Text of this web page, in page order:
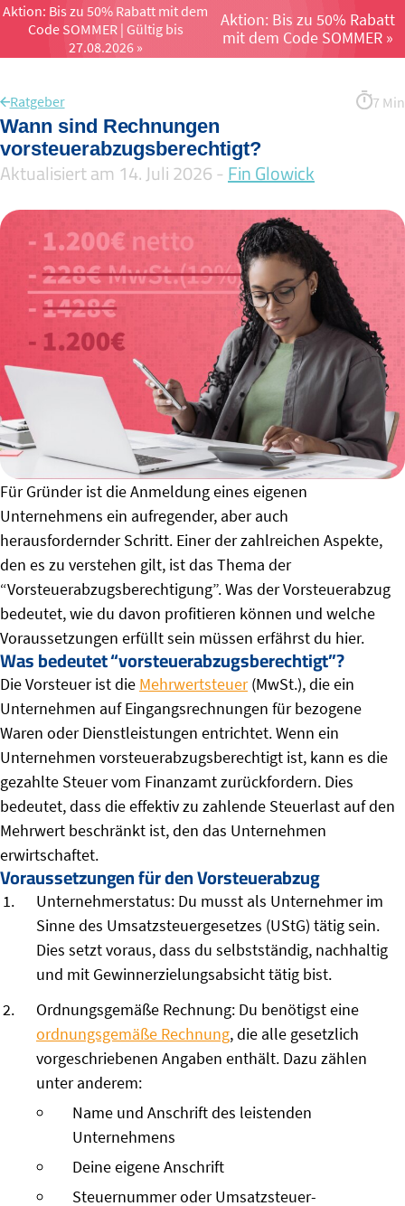
Aktion: Bis zu 50% Rabatt mit dem
Code SOMMER | Gültig bis
27.08.2026 »
Aktion: Bis zu 50% Rabatt
mit dem Code SOMMER »
Menü öffnen
Ratgeber 7 Min
Wann sind Rechnungen
vorsteuerabzugsberechtigt?
Aktualisiert am 14. Juli 2026 -Fin Glowick
Für Gründer ist die Anmeldung eines eigenen
Unternehmens ein aufregender, aber auch
herausfordernder Schritt. Einer der zahlreichen Aspekte,
den es zu verstehen gilt, ist das Thema der
“Vorsteuerabzugsberechtigung”. Was der Vorsteuerabzug
bedeutet, wie du davon profitieren können und welche
Voraussetzungen erfüllt sein müssen erfährst du hier.
Was bedeutet “vorsteuerabzugsberechtigt”?
Die Vorsteuer ist die Mehrwertsteuer(MwSt.), die ein
Unternehmen auf Eingangsrechnungen für bezogene
Waren oder Dienstleistungen entrichtet. Wenn ein
Unternehmen vorsteuerabzugsberechtigt ist, kann es die
gezahlte Steuer vom Finanzamt zurückfordern. Dies
bedeutet, dass die effektiv zu zahlende Steuerlast auf den
Mehrwert beschränkt ist, den das Unternehmen
erwirtschaftet.
Voraussetzungen für den Vorsteuerabzug
Unternehmerstatus: Du musst als Unternehmer im
Sinne des Umsatzsteuergesetzes (UStG) tätig sein.
Dies setzt voraus, dass du selbstständig, nachhaltig
und mit Gewinnerzielungsabsicht tätig bist.
Ordnungsgemäße Rechnung: Du benötigst eine
ordnungsgemäße Rechnung, die alle gesetzlich
vorgeschriebenen Angaben enthält. Dazu zählen
unter anderem:
Name und Anschrift des leistenden
Unternehmens
Deine eigene Anschrift
Steuernummer oder Umsatzsteuer-